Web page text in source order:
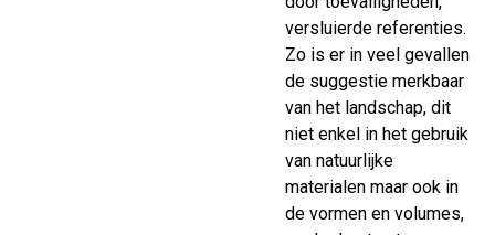
versluierde referenties.
Zo is er in veel gevallen
de suggestie merkbaar
van het landschap, dit
niet enkel in het gebruik
van natuurlijke
materialen maar ook in
de vormen en volumes,